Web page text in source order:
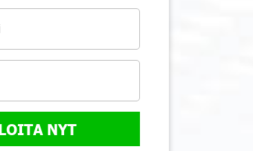
NYT